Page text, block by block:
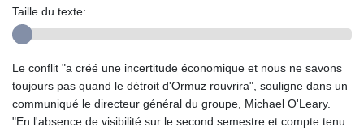
Taille du texte:
Le conflit "a créé une incertitude économique et nous ne savons
toujours pas quand le détroit d'Ormuz rouvrira", souligne dans un
communiqué le directeur général du groupe, Michael O'Leary.
"En l'absence de visibilité sur le second semestre et compte tenu